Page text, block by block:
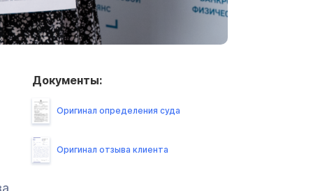
Документы:
Оригинал определения суда
Оригинал отзыва клиента